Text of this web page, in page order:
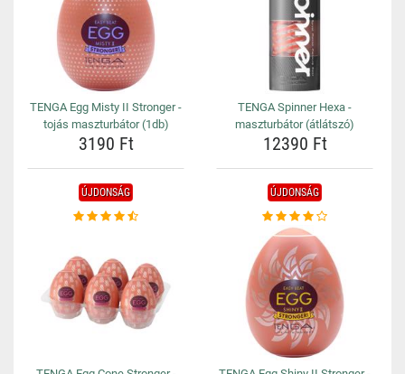
TENGA Egg Misty II Stronger -
tojás maszturbátor (1db)
3190 Ft
TENGA Spinner Hexa -
maszturbátor (átlátszó)
12390 Ft
ÚJDONSÁG ÚJDONSÁG